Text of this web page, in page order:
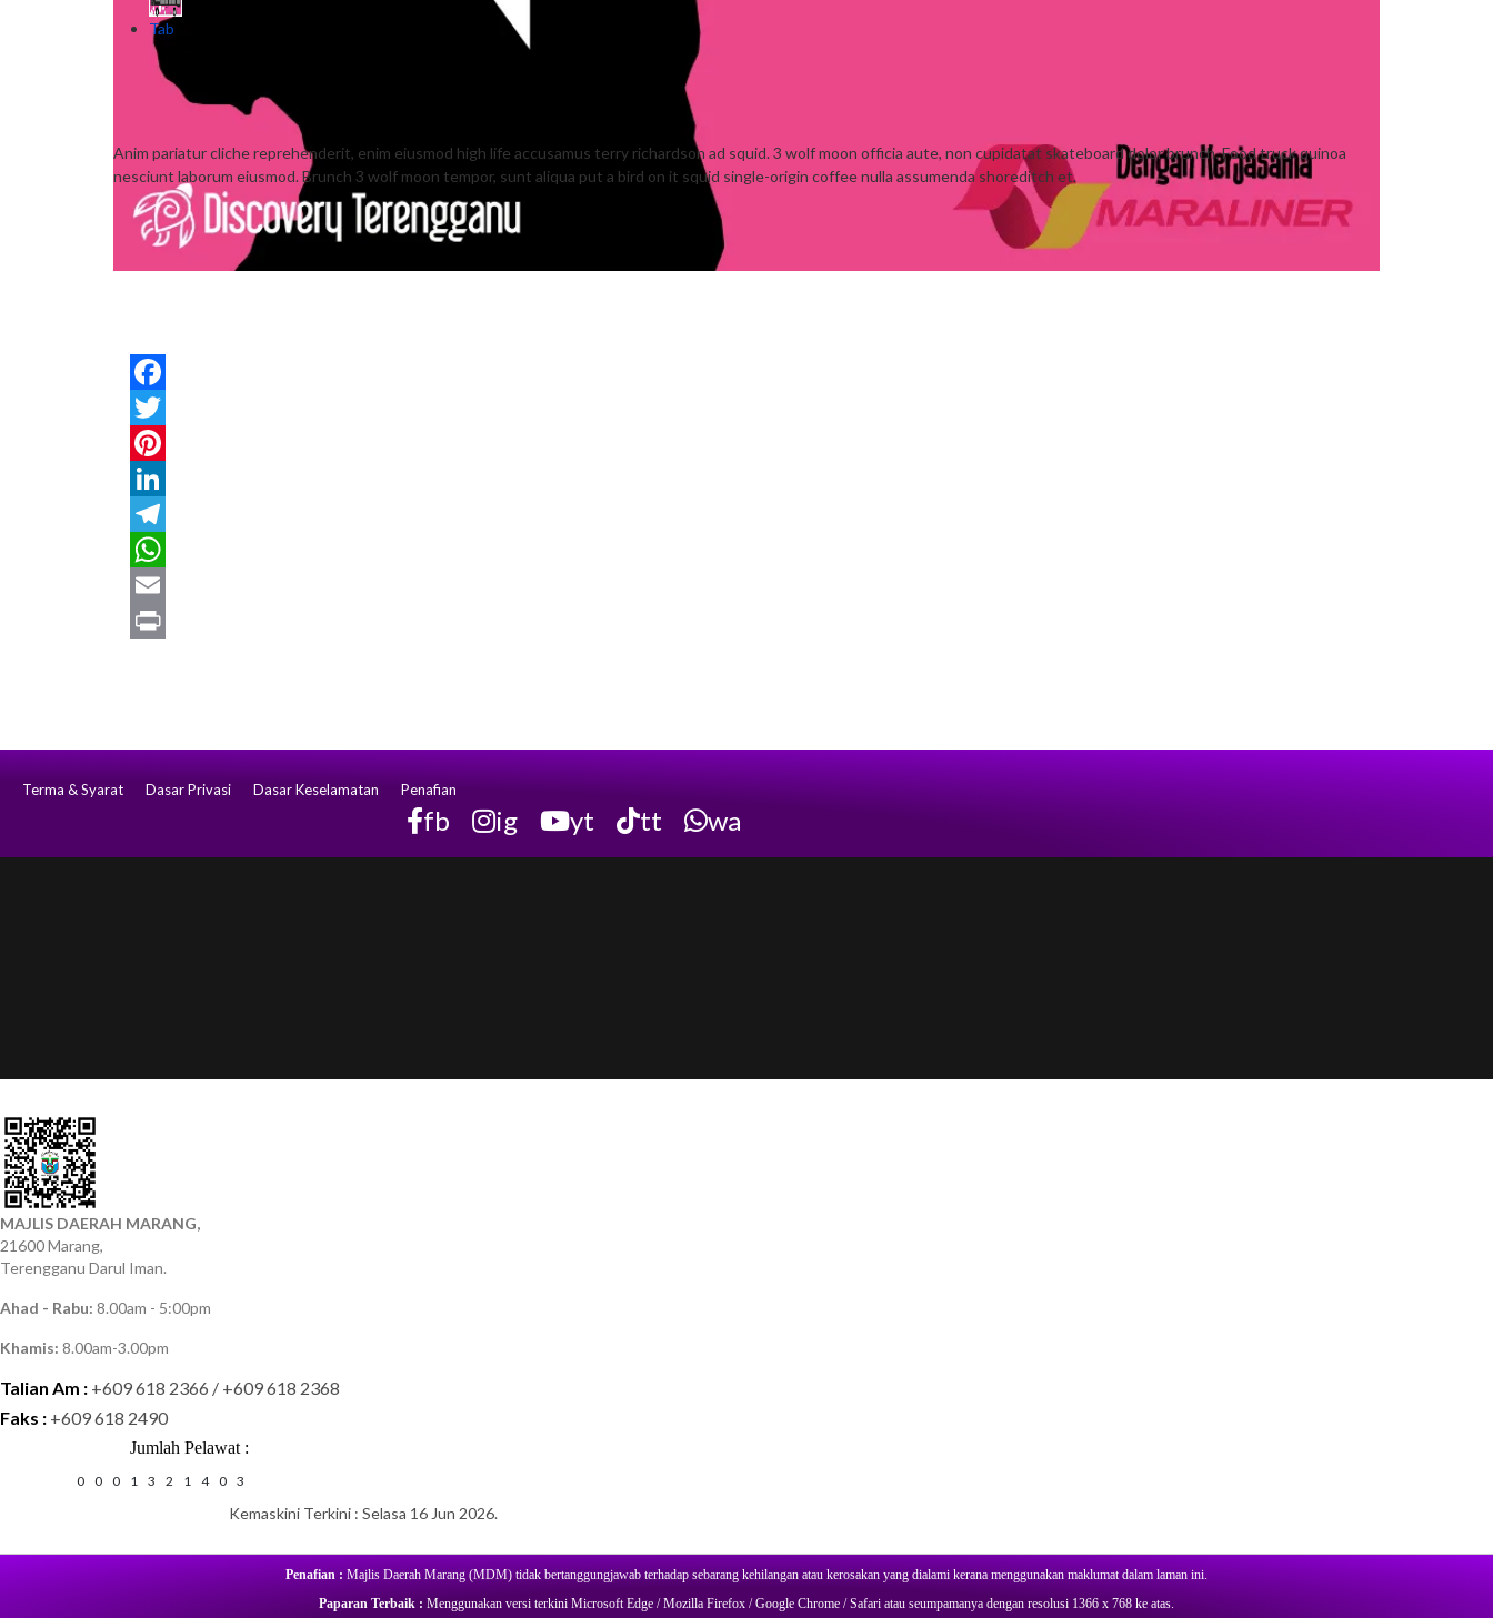
Tab
Anim pariatur cliche reprehenderit, enim eiusmod high life accusamus terry richardson ad squid. 3 wolf moon officia aute, non cupidatat skateboard dolor brunch. Food truck quinoa
nesciunt laborum eiusmod. Brunch 3 wolf moon tempor, sunt aliqua put a bird on it squid single-origin coffee nulla assumenda shoreditch et.
Facebook
Twitter
Pinterest
LinkedIn
Telegram
WhatsApp
Email
Terma & Syarat Dasar Privasi Dasar Keselamatan Penafian
fb ig yt tt wa
MAJLIS DAERAH MARANG,
21600 Marang,
Terengganu Darul Iman.
Ahad - Rabu: 8.00am - 5:00pm
Khamis: 8.00am-3.00pm
Talian Am : +609 618 2366 / +609 618 2368
Faks : +609 618 2490
Jumlah Pelawat :
0 0 0 1 3 2 1 4 0 3
Kemaskini Terkini : Selasa 16 Jun 2026.
Penafian : Majlis Daerah Marang (MDM) tidak bertanggungjawab terhadap sebarang kehilangan atau kerosakan yang dialami kerana menggunakan maklumat dalam laman ini.
Paparan Terbaik : Menggunakan versi terkini Microsoft Edge / Mozilla Firefox / Google Chrome / Safari atau seumpamanya dengan resolusi 1366 x 768 ke atas.